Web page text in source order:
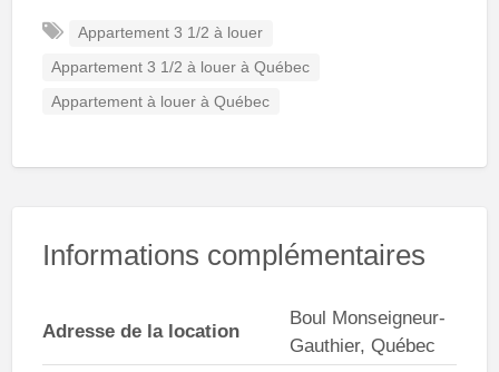
Appartement 3 1/2 à louer
Appartement 3 1/2 à louer à Québec
Appartement à louer à Québec
Informations complémentaires
Adresse de la location
Boul Monseigneur-
Gauthier, Québec